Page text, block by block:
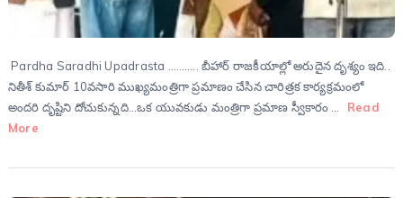
Pardha Saradhi Upadrasta ……….. బీహార్ రాజకీయాల్లో అరుదైన దృశ్యం ఇది..
నితీశ్ కుమార్ 10వసారి ముఖ్యమంత్రిగా ప్రమాణం చేసిన చారిత్రక కార్యక్రమంలో
అందరి దృష్టిని దోచుకున్నది…ఒక యువకుడు మంత్రిగా ప్రమాణ స్వీకారం …
Read
More